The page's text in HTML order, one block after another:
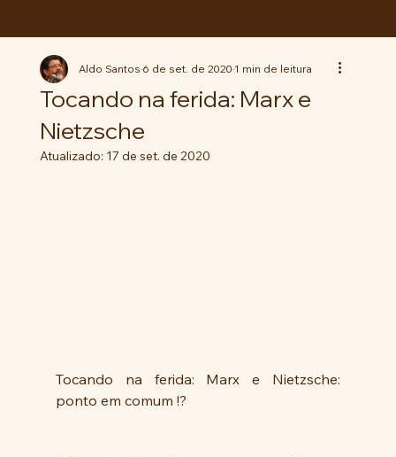
Tocando na ferida: Marx e
Nietzsche
Aldo Santos6 de set. de 20201 min de leitura
Atualizado: 17 de set. de 2020
Tocando na ferida: Marx e Nietzsche:
ponto em comum !?